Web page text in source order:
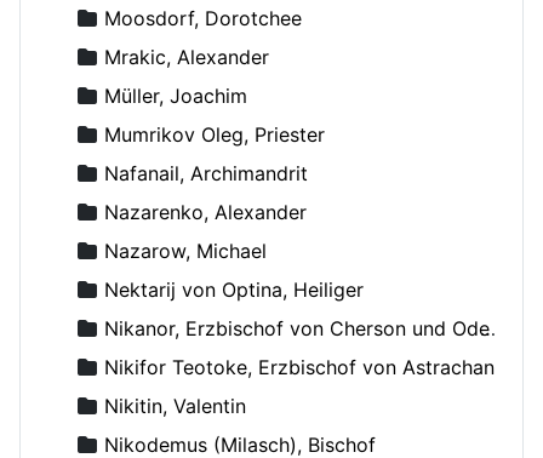
Moosdorf, Dorotchee
Mrakic, Alexander
Müller, Joachim
Mumrikov Oleg, Priester
Nafanail, Archimandrit
Nazarenko, Alexander
Nazarow, Michael
Nektarij von Optina, Heiliger
Nikanor, Erzbischof von Cherson und Odessa
Nikifor Teotoke, Erzbischof von Astrachan
Nikitin, Valentin
Nikodemus (Milasch), Bischof